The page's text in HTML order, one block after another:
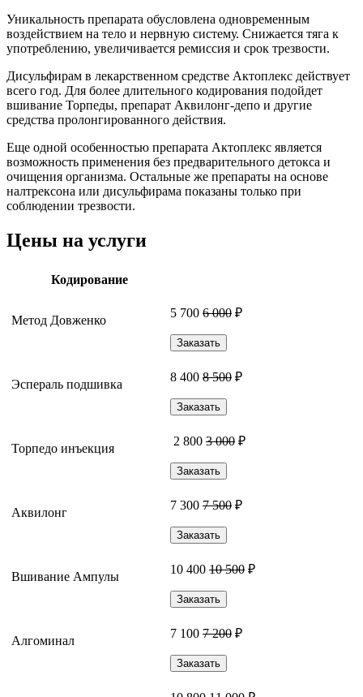
Уникальность препарата обусловлена одновременным
воздействием на тело и нервную систему. Снижается тяга к
употреблению, увеличивается ремиссия и срок трезвости.
Дисульфирам в лекарственном средстве Актоплекс действует
всего год. Для более длительного кодирования подойдет
вшивание Торпеды, препарат Аквилонг-депо и другие
средства пролонгированного действия.
Еще одной особенностью препарата Актоплекс является
возможность применения без предварительного детокса и
очищения организма. Остальные же препараты на основе
налтрексона или дисульфирама показаны только при
соблюдении трезвости.
Цены на услуги
Кодирование
Метод Довженко
5 700 6 000 ₽
Заказать
Эспераль подшивка
8 400 8 500 ₽
Заказать
Торпедо инъекция
2 800 3 000 ₽
Заказать
Аквилонг
7 300 7 500 ₽
Заказать
Вшивание Ампулы
10 400 10 500 ₽
Заказать
Алгоминал
7 100 7 200 ₽
Заказать